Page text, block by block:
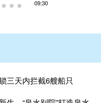
三天内拦截6艘船只